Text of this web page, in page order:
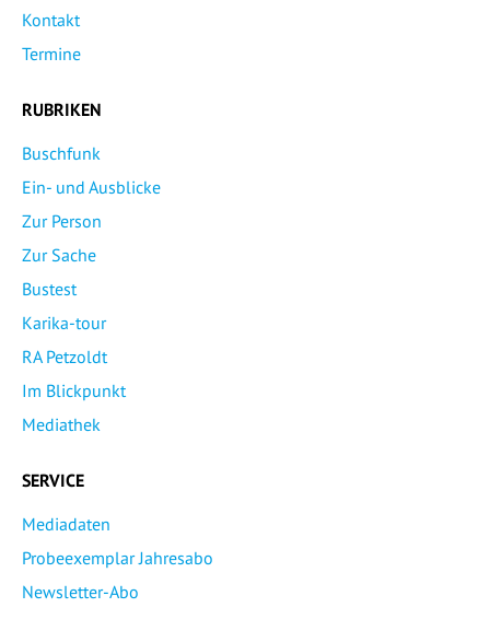
Kontakt
Termine
RUBRIKEN
Buschfunk
Ein- und Ausblicke
Zur Person
Zur Sache
Bustest
Karika-tour
RA Petzoldt
Im Blickpunkt
Mediathek
SERVICE
Mediadaten
Probeexemplar Jahresabo
Newsletter-Abo